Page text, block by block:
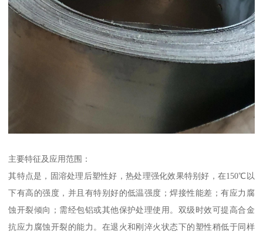
主要特征及应用范围：
其特点是，固溶处理后塑性好，热处理强化效果特别好，在150℃以
下有高的强度，并且有特别好的低温强度；焊接性能差；有应力腐
蚀开裂倾向；需经包铝或其他保护处理使用。双级时效可提高合金
抗应力腐蚀开裂的能力。在退火和刚淬火状态下的塑性稍低于同样